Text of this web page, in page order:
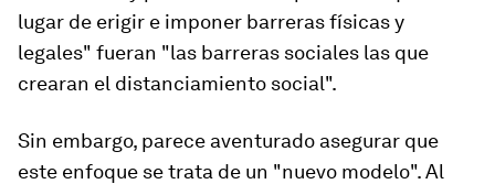
lugar de erigir e imponer barreras físicas y
legales" fueran "las barreras sociales las que
crearan el distanciamiento social".
Sin embargo, parece aventurado asegurar que
este enfoque se trata de un "nuevo modelo". Al